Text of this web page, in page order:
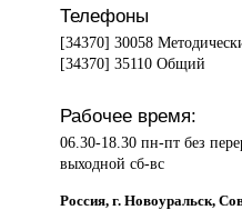
Телефоны
[34370] 30058
[34370] 35110 Общий
Рабочее время:
06.30-18.30 пн-пт без
выходной сб-вс
Россия, г. Новоуральск,